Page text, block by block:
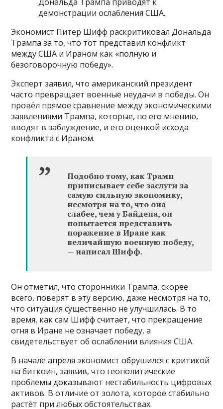
демонстрации ослабления США.
Экономист Питер Шифф раскритиковал Дональда
Трампа за то, что тот представил конфликт
между США и Ираном как «полную и
безоговорочную победу».
Эксперт заявил, что американский президент
часто превращает военные неудачи в победы. Он
провёл прямое сравнение между экономическими
заявлениями Трампа, которые, по его мнению,
вводят в заблуждение, и его оценкой исхода
конфликта с Ираном.
Подобно тому, как Трамп
приписывает себе заслуги за
самую сильную экономику,
несмотря на то, что она
слабее, чем у Байдена, он
попытается представить
поражение в Иране как
величайшую военную победу,
— написал Шифф.
Он отметил, что сторонники Трампа, скорее
всего, поверят в эту версию, даже несмотря на то,
что ситуация существенно не улучшилась. В то
время, как сам Шифф считает, что прекращение
огня в Иране не означает победу, а
свидетельствует об ослаблении влияния США.
В начале апреля экономист обрушился с критикой
на биткоин, заявив, что геополитические
проблемы доказывают нестабильность цифровых
активов. В отличие от золота, которое стабильно
растёт при любых обстоятельствах.